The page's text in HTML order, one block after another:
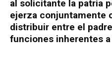
al solicitante la patria
ejerza conjuntamente
distribuir entre el
funciones inherentes